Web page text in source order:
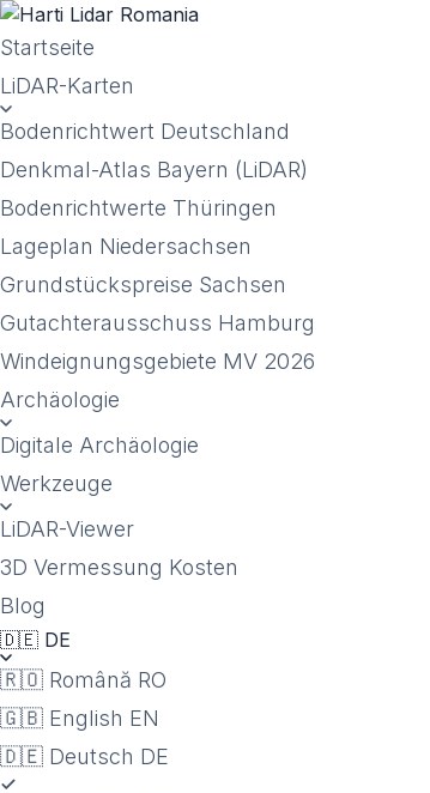
Startseite
LiDAR-Karten
Bodenrichtwert Deutschland
Denkmal-Atlas Bayern (LiDAR)
Bodenrichtwerte Thüringen
Lageplan Niedersachsen
Grundstückspreise Sachsen
Gutachterausschuss Hamburg
Windeignungsgebiete MV 2026
Archäologie
Digitale Archäologie
Werkzeuge
LiDAR-Viewer
3D Vermessung Kosten
Blog
🇩🇪 DE
🇷🇴 Română RO
🇬🇧 English EN
🇩🇪 Deutsch DE